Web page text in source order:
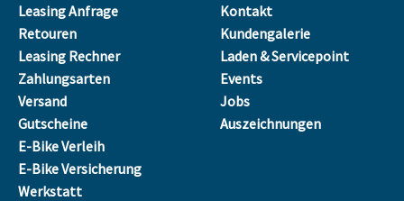
Leasing Anfrage
Retouren
Leasing Rechner
Zahlungsarten
Versand
Gutscheine
E-Bike Verleih
E-Bike Versicherung
Werkstatt
Kontakt
Kundengalerie
Laden & Servicepoint
Events
Jobs
Auszeichnungen